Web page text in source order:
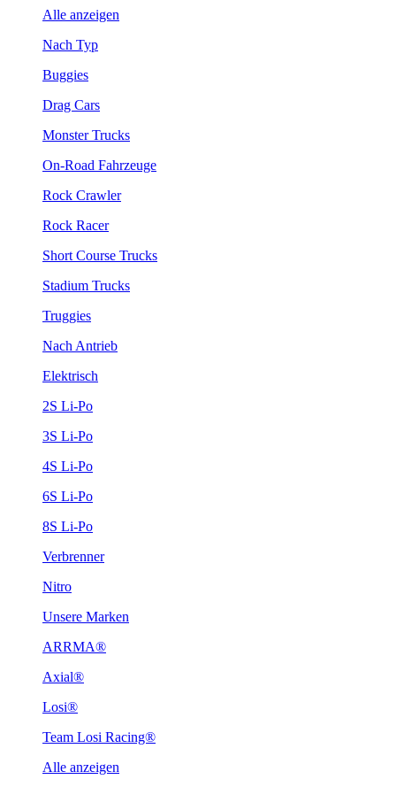
Alle anzeigen
Nach Typ
Buggies
Drag Cars
Monster Trucks
On-Road Fahrzeuge
Rock Crawler
Rock Racer
Short Course Trucks
Stadium Trucks
Truggies
Nach Antrieb
Elektrisch
2S Li-Po
3S Li-Po
4S Li-Po
6S Li-Po
8S Li-Po
Verbrenner
Nitro
Unsere Marken
ARRMA®
Axial®
Losi®
Team Losi Racing®
Alle anzeigen